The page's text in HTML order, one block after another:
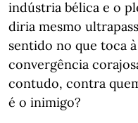
indústria bélica e o
diria mesmo
sentido no que toca
convergência
contudo, contra
é o inimigo?